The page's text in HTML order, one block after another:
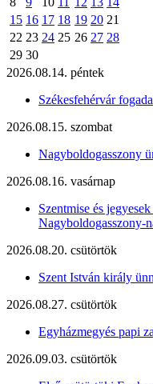
15 16 17 18 19 20 21
22 23 24 25 26 27 28
29 30
2026.08.14. péntek
Székesfehérvár
2026.08.15. szombat
Nagyboldogasszony
2026.08.16. vasárnap
Szentmise és
Nagyboldogasszony-
2026.08.20. csütörtök
Szent István király
2026.08.27. csütörtök
Egyházmegyés papi
2026.09.03. csütörtök